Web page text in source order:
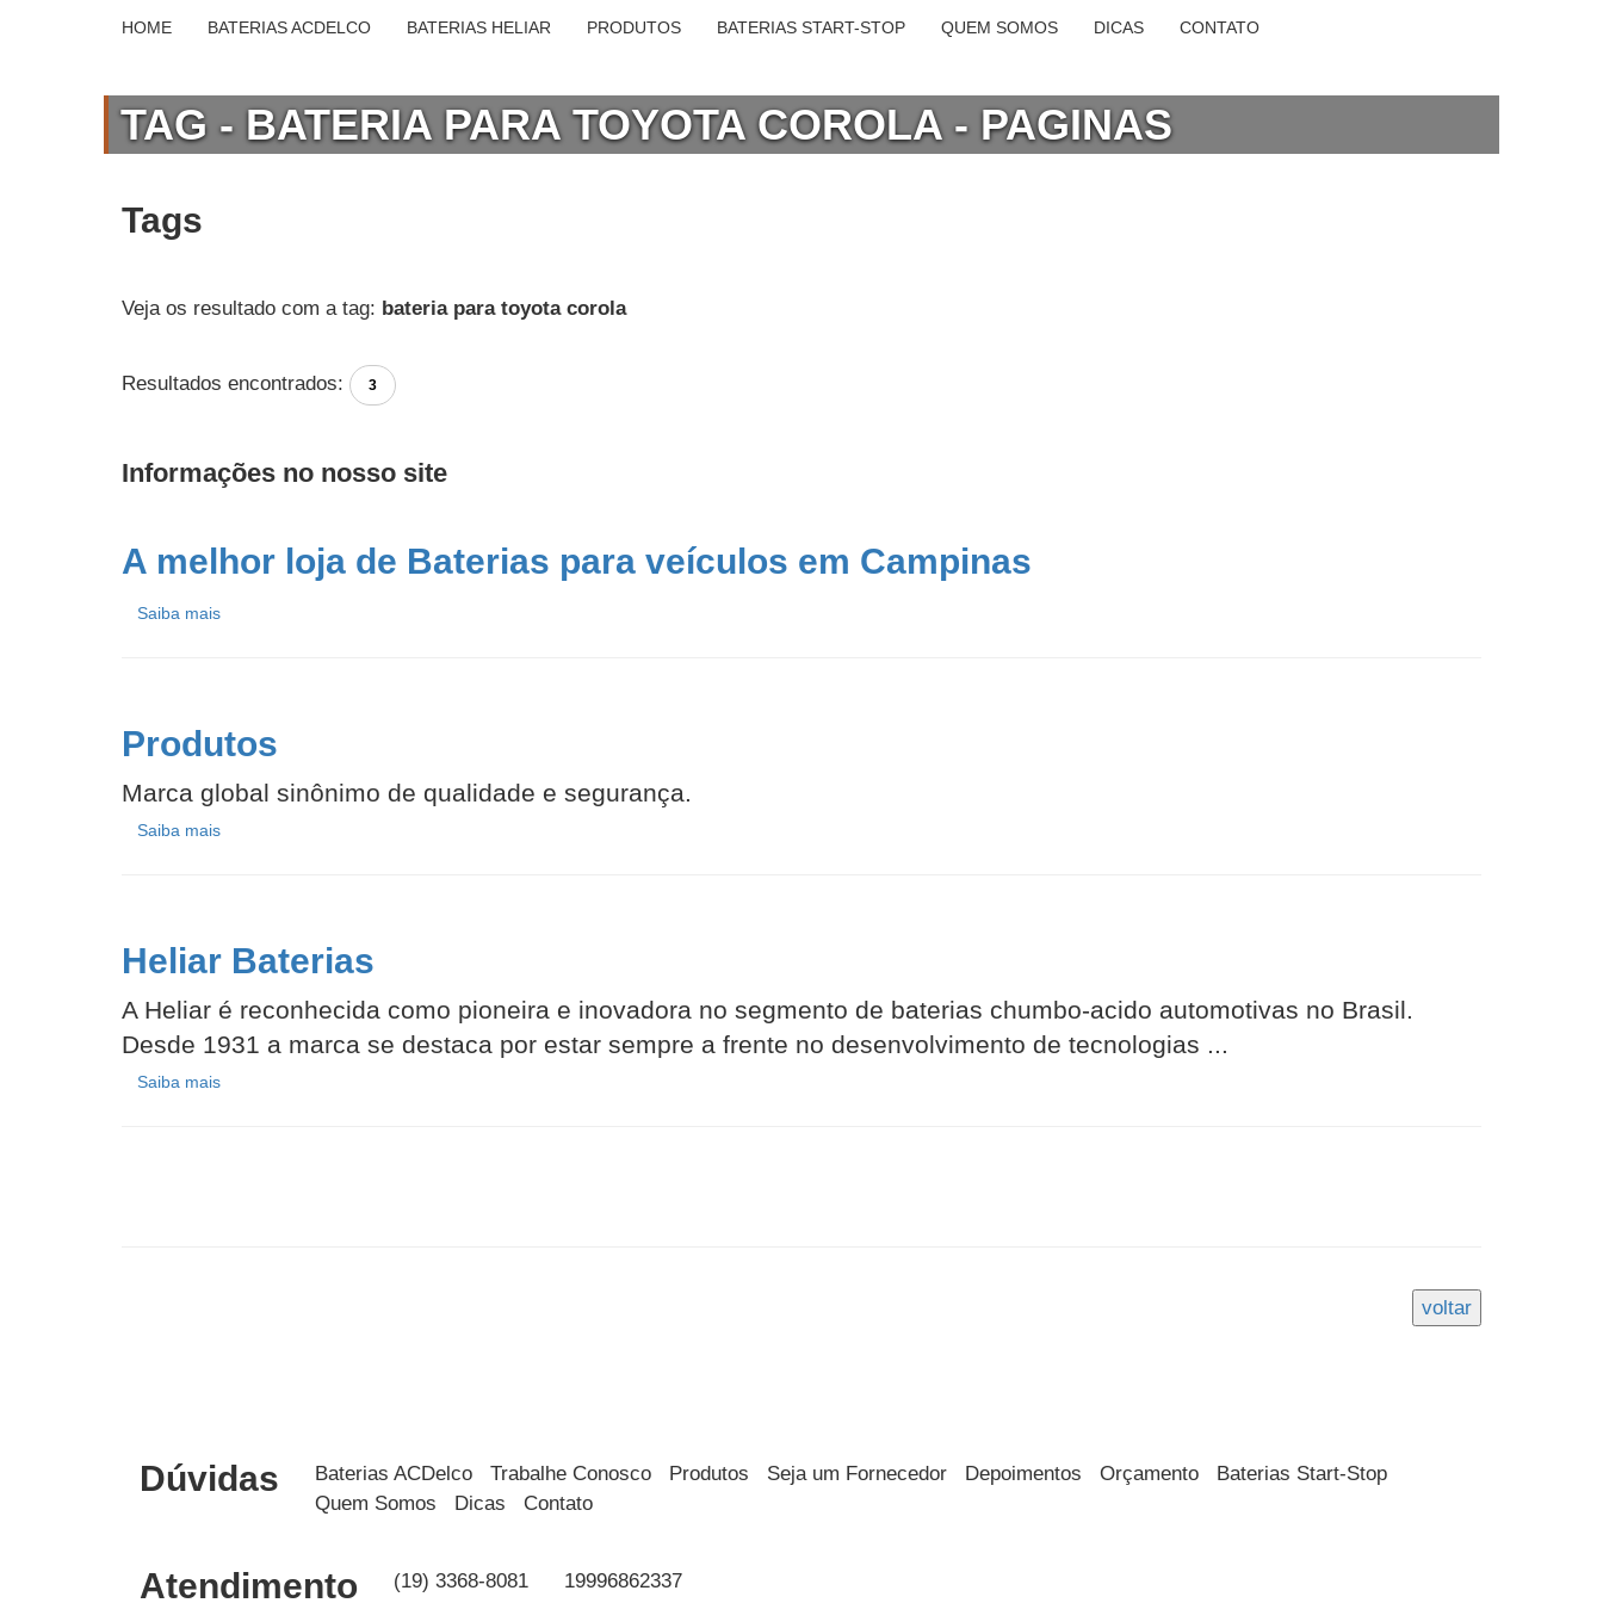
HOME BATERIAS ACDELCO BATERIAS HELIAR PRODUTOS BATERIAS START-STOP QUEM SOMOS DICAS CONTATO
TAG - BATERIA PARA TOYOTA COROLA - PAGINAS
Tags
Veja os resultado com a tag: bateria para toyota corola
Resultados encontrados: 3
Informações no nosso site
A melhor loja de Baterias para veículos em Campinas
Saiba mais
Produtos
Marca global sinônimo de qualidade e segurança.
Saiba mais
Heliar Baterias
A Heliar é reconhecida como pioneira e inovadora no segmento de baterias chumbo-acido automotivas no Brasil.
Desde 1931 a marca se destaca por estar sempre a frente no desenvolvimento de tecnologias ...
Saiba mais
Dúvidas Baterias ACDelco Trabalhe Conosco Produtos Seja um Fornecedor Depoimentos Orçamento
Baterias Start-Stop
Quem Somos
Dicas Contato
Atendimento (19) 3368-8081 19996862337